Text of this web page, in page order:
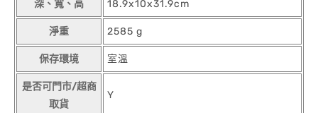
深、寬、高 18.9x10x31.9cm
淨重 2585 g
保存環境 室溫
是否可門市/超商
取貨
Y